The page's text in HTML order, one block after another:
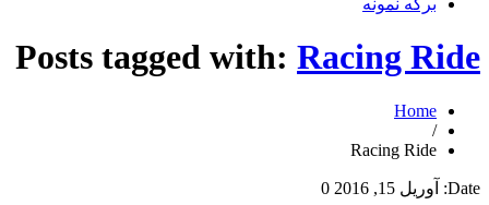
Posts tagged with: Racing Ride
Home
/
Racing Ride
Date: آوریل 15, 2016 0